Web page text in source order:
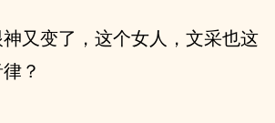
又变了，这个女人，文采也这
？